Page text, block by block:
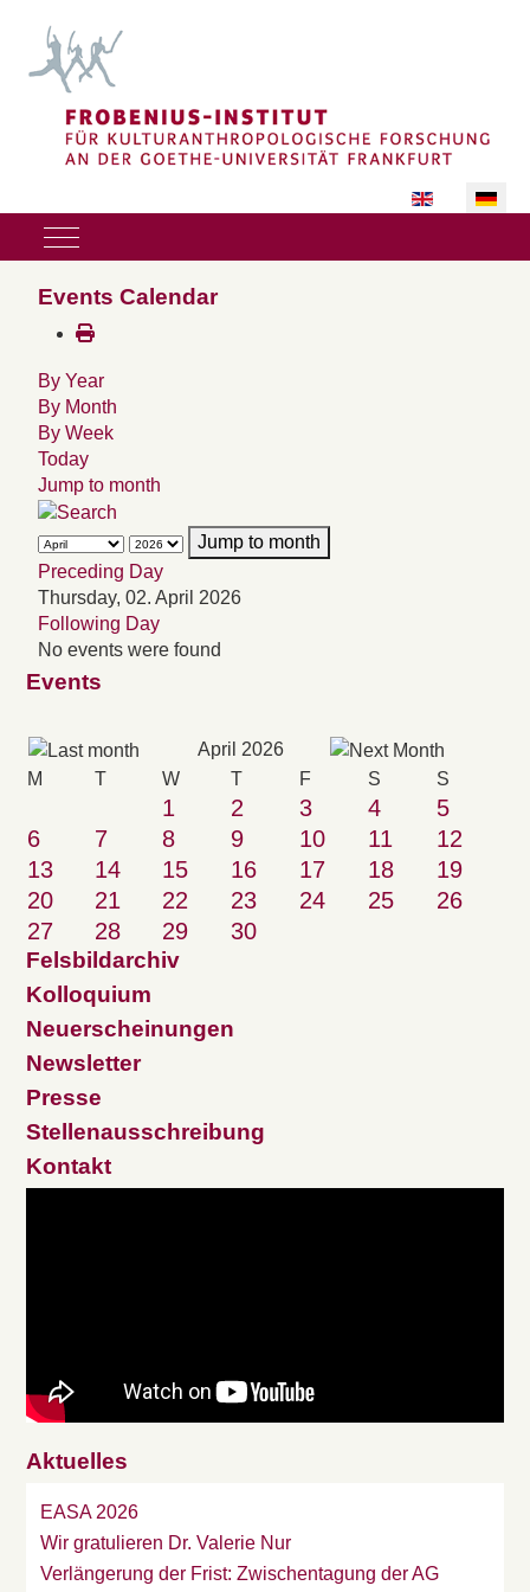
Sprache
Mobile Menu Toggle
Events Calendar
By Year
By Month
By Week
Today
Jump to month
Jump to month
Preceding Day
Thursday, 02. April 2026
Following Day
No events were found
Events
April 2026
M T W T F S S
1 2 3 4
5
6
7 8 9 10 11
12
13
14 15 16 17 18
19
20
21 22 23 24 25
26
27
28 29 30
Felsbildarchiv
Kolloquium
Neuerscheinungen
Newsletter
Presse
Stellenausschreibung
Kontakt
Aktuelles
EASA 2026
Wir gratulieren Dr. Valerie Nur
Verlängerung der Frist: Zwischentagung der AG